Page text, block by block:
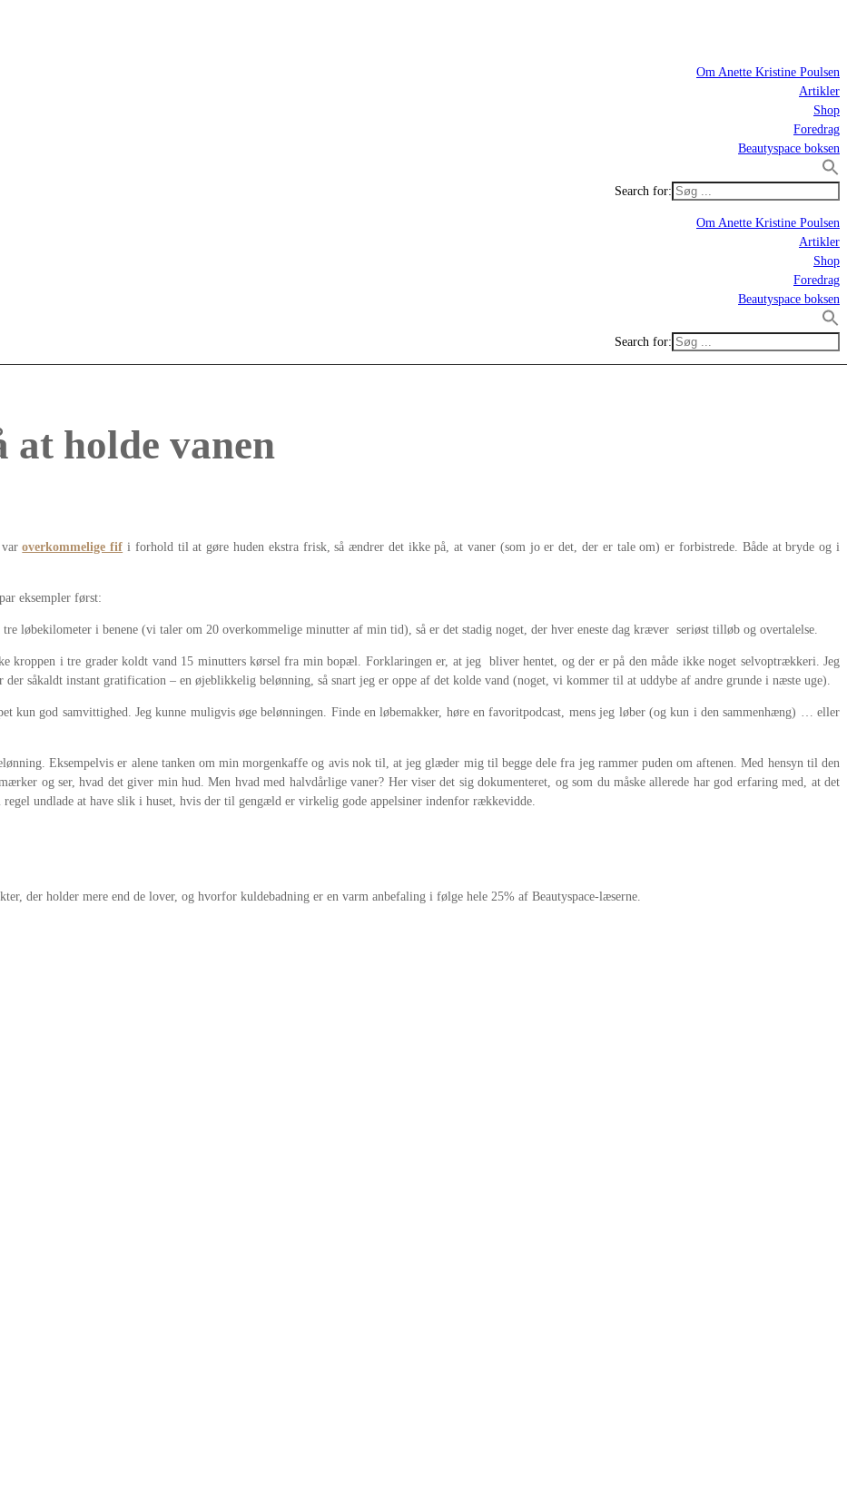
Om Anette Kristine Poulsen
Artikler
Shop
Foredrag
Beautyspace boksen
Search for:
Om Anette Kristine Poulsen
Artikler
Shop
Foredrag
Beautyspace boksen
Search for:
at holde vanen
varoverkommelige fif i forhold til at gøre huden ekstra frisk, så ændrer det ikke på, at vaner (som jo er det, der er tale om) er forbistrede. Både at bryde og i
eksempler først:
løbekilometer i benene (vi taler om 20 overkommelige minutter af min tid), så er det stadig noget, der hver eneste dag kræver seriøst tilløb og overtalelse.
kroppen i tre grader koldt vand 15 minutters kørsel fra min bopæl. Forklaringen er, at jeg bliver hentet, og der er på den måde ikke noget selvoptrækkeri. Jeg
såkaldt instant gratification – en øjeblikkelig belønning, så snart jeg er oppe af det kolde vand (noget, vi kommer til at uddybe af andre grunde i næste uge).
kun god samvittighed. Jeg kunne muligvis øge belønningen. Finde en løbemakker, høre en favoritpodcast, mens jeg løber (og kun i den sammenhæng) … eller
Eksempelvis er alene tanken om min morgenkaffe og avis nok til, at jeg glæder mig til begge dele fra jeg rammer puden om aftenen. Med hensyn til den
og ser, hvad det giver min hud. Men hvad med halvdårlige vaner? Her viser det sig dokumenteret, og som du måske allerede har god erfaring med, at det
undlade at have slik i huset, hvis der til gengæld er virkelig gode appelsiner indenfor rækkevidde.
der holder mere end de lover, og hvorfor kuldebadning er en varm anbefaling i følge hele 25% af Beautyspace-læserne.